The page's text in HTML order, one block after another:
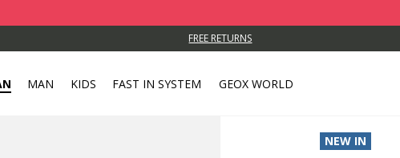
FREE RETURNS
MAN KIDS FAST IN SYSTEM GEOX WORLD
NEW IN